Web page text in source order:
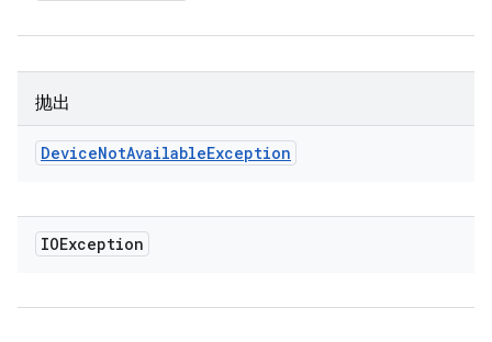
抛出
DeviceNotAvailableException
IOException